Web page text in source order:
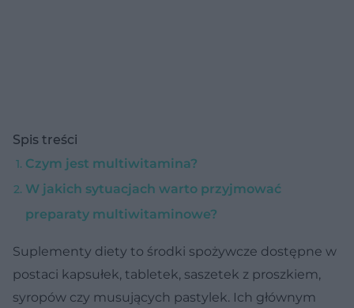
Spis treści
Czym jest multiwitamina?
W jakich sytuacjach warto przyjmować
preparaty multiwitaminowe?
Suplementy diety to środki spożywcze dostępne w
postaci kapsułek, tabletek, saszetek z proszkiem,
syropów czy musujących pastylek. Ich głównym